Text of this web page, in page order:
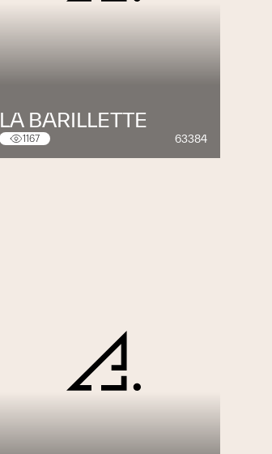
LA BARILLETTE
1167 63384